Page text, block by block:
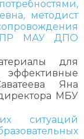
методист
МАУ ДПО
для
Яна
МБУ
ситуаций